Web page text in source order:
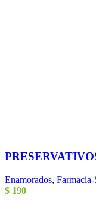
Enamorados, Farmacia-
$ 190